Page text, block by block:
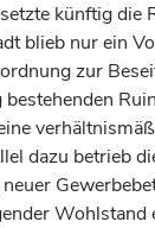
künftig die
blieb nur ein
zur
dazu betrieb
Wohlstand